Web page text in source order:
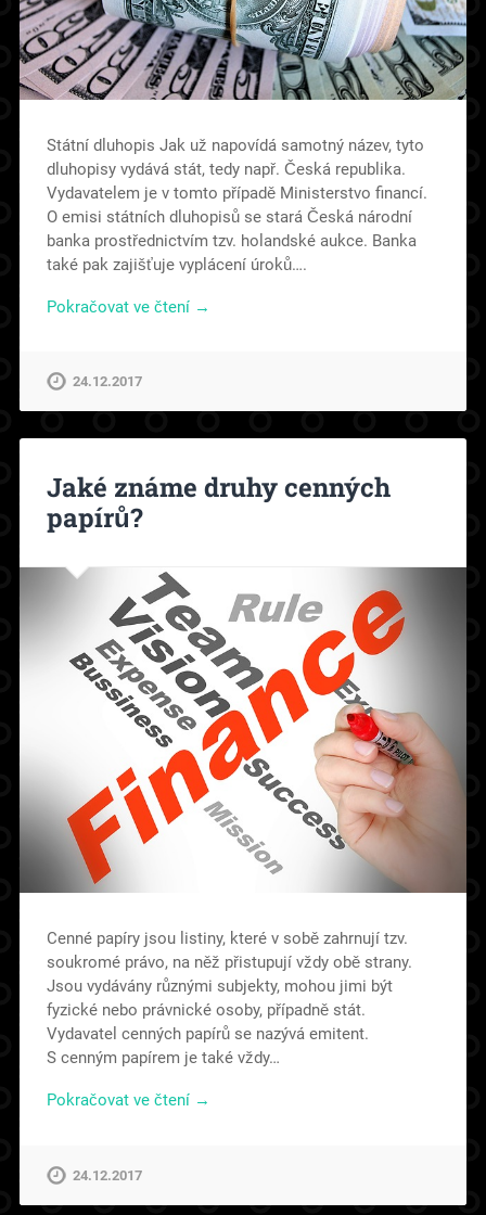
Státní dluhopis Jak už napovídá samotný název, tyto
dluhopisy vydává stát, tedy např. Česká republika.
Vydavatelem je v tomto případě Ministerstvo financí.
O emisi státních dluhopisů se stará Česká národní
banka prostřednictvím tzv. holandské aukce. Banka
také pak zajišťuje vyplácení úroků….
Pokračovat ve čtení →
24.12.2017
Jaké známe druhy cenných
papírů?
Cenné papíry jsou listiny, které v sobě zahrnují tzv.
soukromé právo, na něž přistupují vždy obě strany.
Jsou vydávány různými subjekty, mohou jimi být
fyzické nebo právnické osoby, případně stát.
Vydavatel cenných papírů se nazývá emitent.
S cenným papírem je také vždy…
Pokračovat ve čtení →
24.12.2017